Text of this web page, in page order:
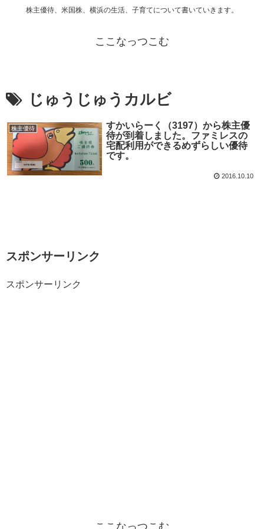
株主優待、米国株、横浜の生活、子育てについて書いていきます。
ここなっつこむ
じゅうじゅうカルビ
株主優待
すかいらーく（3197）から株主優
待が到着しました。ファミレスの
宅配利用ができるめずらしい優待
です。
2016.10.10
スポンサーリンク
スポンサーリンク